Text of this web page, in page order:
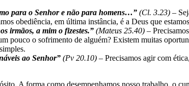
para o Senhor e não para homens…” (Cl. 3.23) –
obediência, em última instância, é a Deus que
irmãos, a mim o fizestes.” (Mateus 25.40) –
pouco o sofrimento de alguém? Existem muitas
ao Senhor” (Pv 20.10) – Precisamos agir com
A forma como desempenhamos nosso trabalho, o